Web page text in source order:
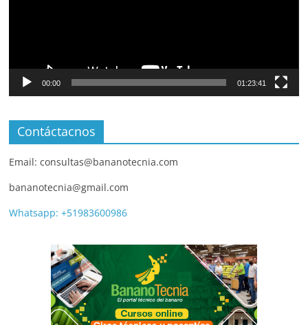
00:00 01:23:41
Contáctacnos
Email: consultas@bananotecnia.com
bananotecnia@gmail.com
Whatsapp: +51983600986